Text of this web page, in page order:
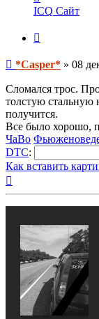
информация
пользователя
ICQ Сайт
Сообщение
*Casper* » 08
Сломался трос.
толстую стальную
получится.
Все было хорошо,
ЧаВо
DTC:
Как вставить